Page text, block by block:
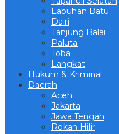
Labuhan Batu
Dairi
Tanjung Balai
Paluta
Toba
Langkat
Hukum & Kriminal
Daerah
Aceh
Jakarta
Jawa Tengah
Rokan Hilir